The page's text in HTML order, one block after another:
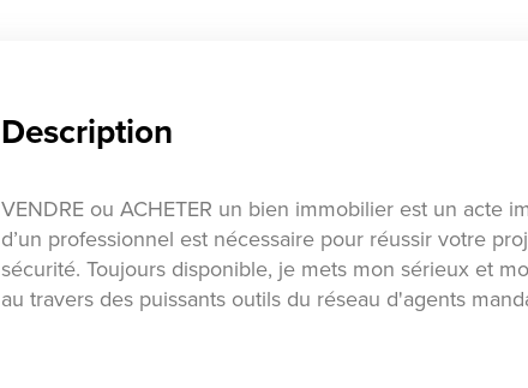
Description
VENDRE ou ACHETER un bien immobilier est un acte
d’un professionnel est nécessaire pour réussir votre
sécurité. Toujours disponible, je mets mon sérieux et
au travers des puissants outils du réseau d'agents